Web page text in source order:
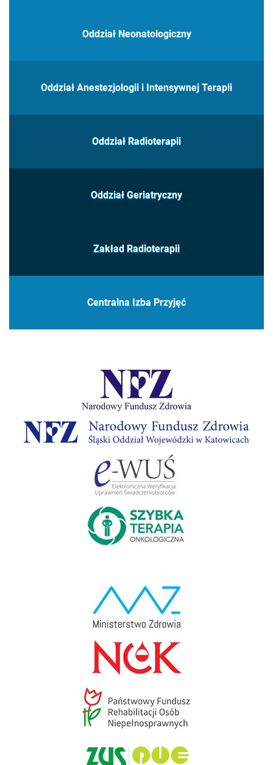
Oddział Neonatologiczny
Oddział Anestezjologii i Intensywnej Terapii
Oddział Radioterapii
Oddział Geriatryczny
Zakład Radioterapii
Centralna Izba Przyjęć